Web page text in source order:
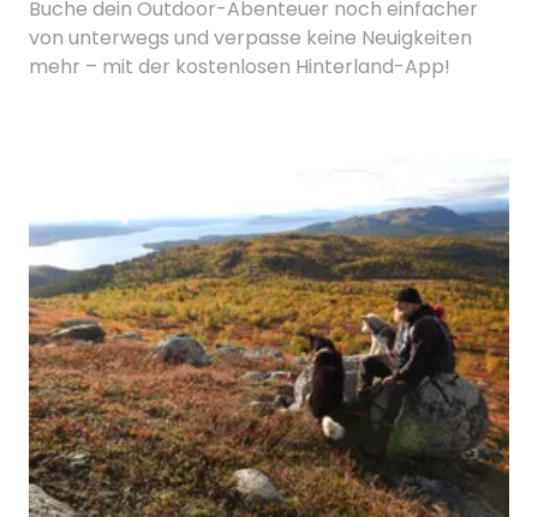
Buche dein Outdoor-Abenteuer noch einfacher
von unterwegs und verpasse keine Neuigkeiten
mehr – mit der kostenlosen Hinterland-App!